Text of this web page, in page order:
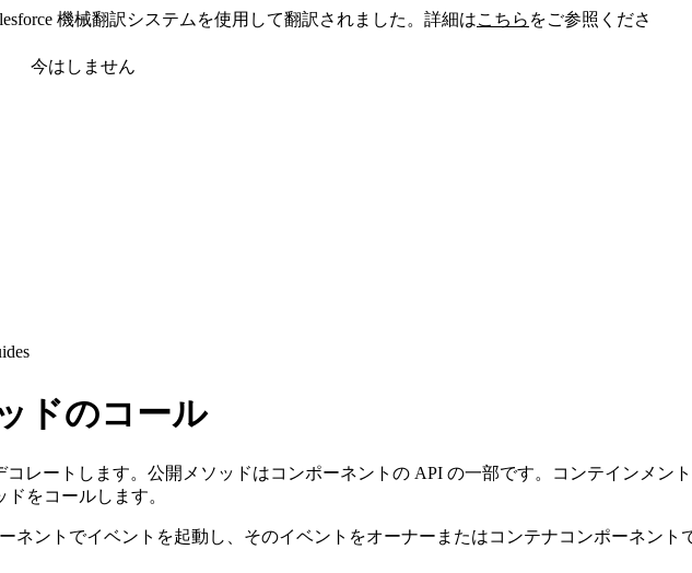
機械翻訳システムを使用して翻訳されました。詳細はこちら をご参照くださ
今はしません
ドのコール
コレートします。公開メソッドはコンポーネントの API の一部です。コンテインメン
をコールします。
ネントでイベントを起動し、そのイベントをオーナーまたはコンテナコンポーネント